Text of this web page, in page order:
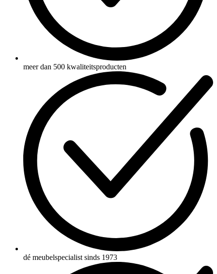
meer dan 500 kwaliteitsproducten
dé meubelspecialist sinds 1973